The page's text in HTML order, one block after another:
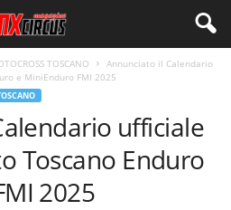
TOSCANO
Annunciato il Calendario
e MiniEnduro FMI 2025
ufficiale
Toscano Enduro
2025